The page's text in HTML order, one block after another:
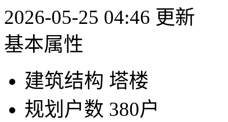
2026-05-25 04:46 更新
基本属性
建筑结构 塔楼
规划户数 380户